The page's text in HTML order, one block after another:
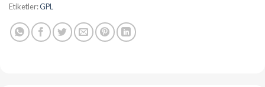
Etiketler:GPL